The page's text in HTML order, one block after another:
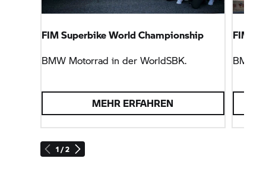
1 / 2
FIM Superbike World Championship
BMW Motorrad in der WorldSBK.
MEHR ERFAHREN
FIM
BMW